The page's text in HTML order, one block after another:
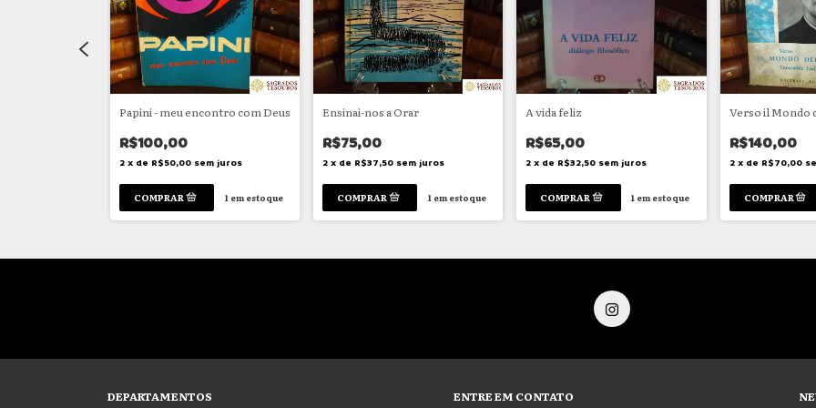
Papini - meu encontro com Deus
R$100,00
2 x de R$50,00 sem juros
1em estoque
Ensinai-nos a Orar
R$75,00
2 x de R$37,50 sem juros
1em estoque
A vida feliz
R$65,00
2 x de R$32,50 sem juros
1 em estoque
Verso il Mondo
R$140,00
2 x de R$70,00
DEPARTAMENTOS ENTRE EM CONTATO